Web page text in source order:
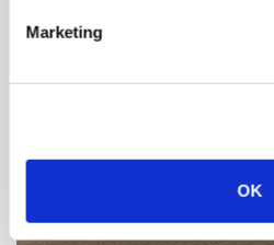
Marketing
OK